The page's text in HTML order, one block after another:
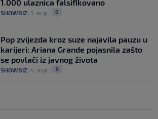
1.000 ulaznica falsifikovano
SHOWBIZ 5. aug. 0
Pop zvijezda kroz suze najavila pauzu u
karijeri: Ariana Grande pojasnila zašto
se povlači iz javnog života
SHOWBIZ 4. aug. 0